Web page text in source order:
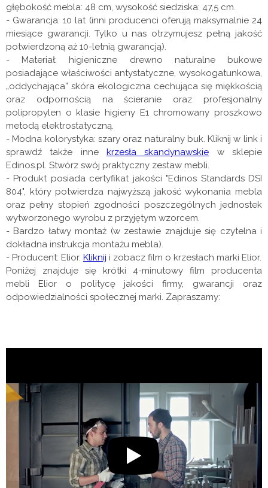
głębokość mebla: 48 cm, wysokość siedziska: 47,5 cm.
- Gwarancja: 10 lat (inni producenci oferują maksymalnie 24
miesiące gwarancji. Tylko u nas otrzymujesz pełną jakość
potwierdzoną aż 10-letnią gwarancją).
- Materiał: higieniczne drewno naturalne bukowe
posiadające właściwości antystatyczne, wysokogatunkowa,
„oddychająca” skóra ekologiczna cechująca się miękkością
oraz odpornością na ścieranie oraz profesjonalny
polipropylen o klasie higieny E1 chromowany proszkowo
metodą elektrostatyczną.
- Modna kolorystyka: szary oraz naturalny buk. Kliknij w link i
sprawdź także inne krzesła skandynawskie w sklepie
Edinos.pl. Stwórz swój praktyczny zestaw mebli.
- Produkt posiada certyfikat jakości "Edinos Standards DSI
804", który potwierdza najwyższą jakość wykonania mebla
oraz pełny stopień zgodności poszczególnych jednostek
wytworzonego wyrobu z przyjętym wzorcem.
- Bardzo łatwy montaż (w zestawie znajduje się czytelna i
dokładna instrukcja montażu mebla).
- Producent: Elior. Kliknij i zobacz film o krzesłach marki Elior.
Poniżej znajduje się krótki 4-minutowy film producenta
mebli Elior o politycę jakości firmy, gwarancji oraz
odpowiedzialności społecznej marki. Zapraszamy: